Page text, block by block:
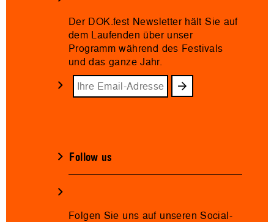
Der DOK.fest Newsletter hält Sie auf
dem Laufenden über unser
Programm während des Festivals
und das ganze Jahr.
Follow us
Folgen Sie uns auf unseren Social-